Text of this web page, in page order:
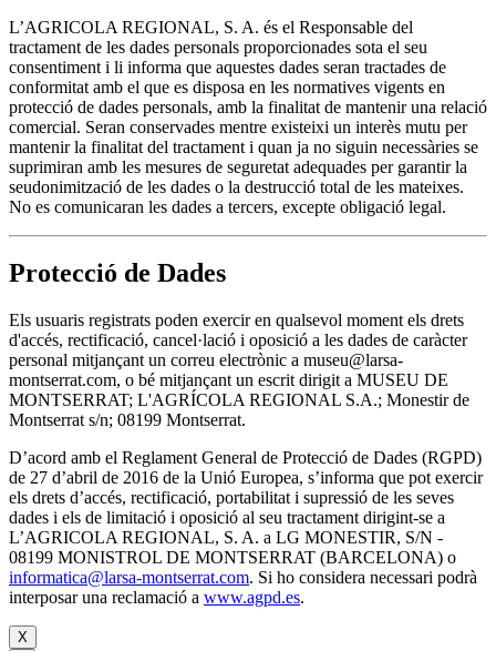
L’AGRICOLA REGIONAL, S. A. és el Responsable del
tractament de les dades personals proporcionades sota el seu
consentiment i li informa que aquestes dades seran tractades de
conformitat amb el que es disposa en les normatives vigents en
protecció de dades personals, amb la finalitat de mantenir una relació
comercial. Seran conservades mentre existeixi un interès mutu per
mantenir la finalitat del tractament i quan ja no siguin necessàries se
suprimiran amb les mesures de seguretat adequades per garantir la
seudonimització de les dades o la destrucció total de les mateixes.
No es comunicaran les dades a tercers, excepte obligació legal.
Protecció de Dades
Els usuaris registrats poden exercir en qualsevol moment els drets
d'accés, rectificació, cancel·lació i oposició a les dades de caràcter
personal mitjançant un correu electrònic a museu@larsa-
montserrat.com, o bé mitjançant un escrit dirigit a MUSEU DE
MONTSERRAT; L'AGRÍCOLA REGIONAL S.A.; Monestir de
Montserrat s/n; 08199 Montserrat.
D’acord amb el Reglament General de Protecció de Dades (RGPD)
de 27 d’abril de 2016 de la Unió Europea, s’informa que pot exercir
els drets d’accés, rectificació, portabilitat i supressió de les seves
dades i els de limitació i oposició al seu tractament dirigint-se a
L’AGRICOLA REGIONAL, S. A. a LG MONESTIR, S/N -
08199 MONISTROL DE MONTSERRAT (BARCELONA) o
informatica@larsa-montserrat.com. Si ho considera necessari podrà
interposar una reclamació a www.agpd.es.
X